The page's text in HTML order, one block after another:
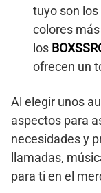
tuyo son
colores
los
ofrecen un
Al elegir unos
aspectos para
necesidades y
llamadas,
para ti en el